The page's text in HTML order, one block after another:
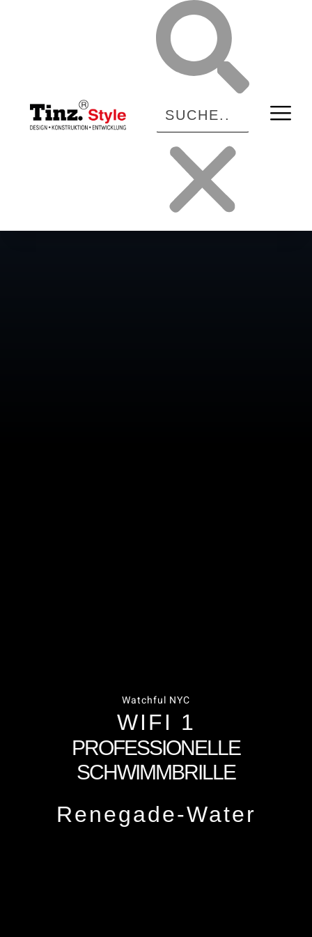
Watchful NYC
WIFI 1
PROFESSIONELLE
SCHWIMMBRILLE
Renegade-Water